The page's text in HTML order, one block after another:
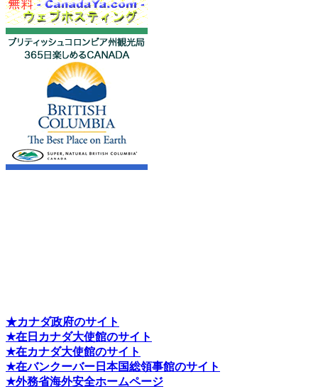
★カナダ政府のサイト
★在日カナダ大使館のサイト
★在カナダ大使館のサイト
★在バンクーバー日本国総領事館のサイト
★外務省海外安全ホームページ